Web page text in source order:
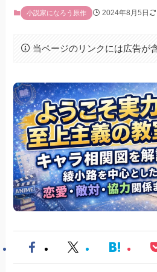
小説家になろう原作 2024年8月5日
当ページのリンクには広告が